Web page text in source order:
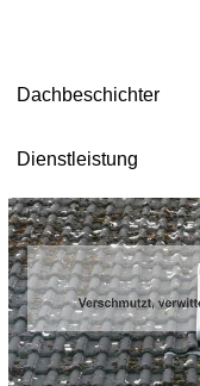
Dachbeschichter
Dienstleistung